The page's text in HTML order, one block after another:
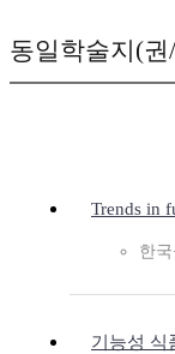
동일학술지(
Trends in
한
기능성 식